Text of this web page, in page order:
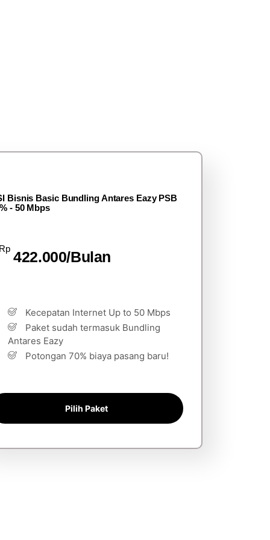
Bisnis Basic Bundling Antares Eazy PSB
- 50 Mbps
Rp 422.000/Bulan
Kecepatan Internet Up to 50 Mbps
Paket sudah termasuk Bundling
Antares Eazy
Potongan 70% biaya pasang baru!
Pilih Paket